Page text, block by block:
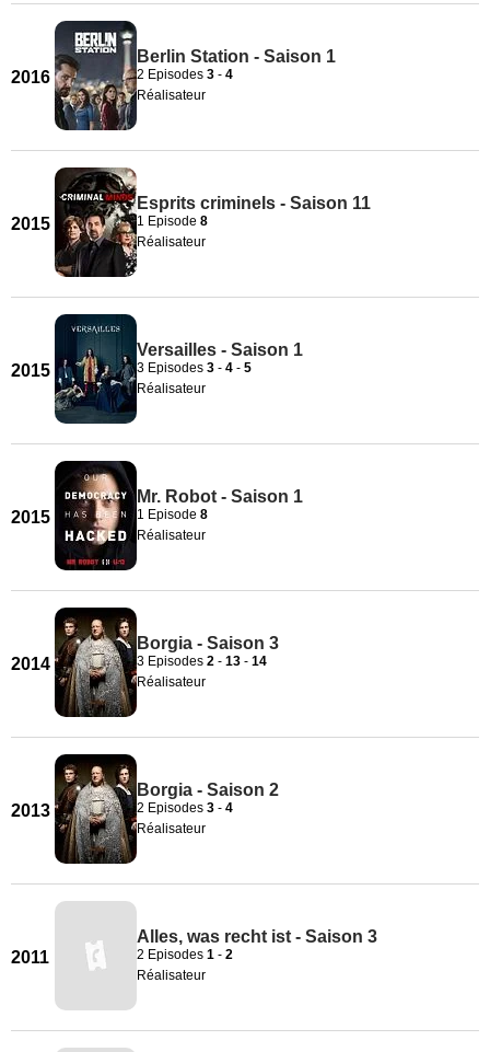
2016
Berlin Station - Saison 1
2 Episodes 3 - 4
Réalisateur
2015
Esprits criminels - Saison 11
1 Episode 8
Réalisateur
2015
Versailles - Saison 1
3 Episodes 3 - 4 - 5
Réalisateur
2015
Mr. Robot - Saison 1
1 Episode 8
Réalisateur
2014
Borgia - Saison 3
3 Episodes 2 - 13 - 14
Réalisateur
2013
Borgia - Saison 2
2 Episodes 3 - 4
Réalisateur
2011
Alles, was recht ist - Saison 3
2 Episodes 1 - 2
Réalisateur